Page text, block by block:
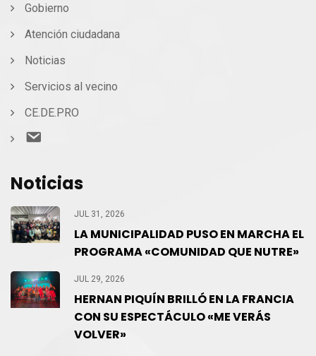
Gobierno
Atención ciudadana
Noticias
Servicios al vecino
CE.DE.PRO
Noticias
JUL 31, 2026
LA MUNICIPALIDAD PUSO EN MARCHA EL
PROGRAMA «COMUNIDAD QUE NUTRE»
JUL 29, 2026
HERNAN PIQUÍN BRILLÓ EN LA FRANCIA
CON SU ESPECTÁCULO «ME VERÁS
VOLVER»